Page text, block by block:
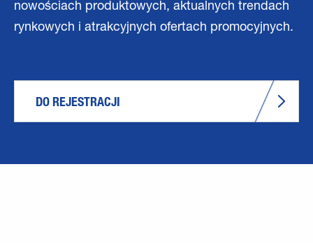
nowościach produktowych, aktualnych trendach
rynkowych i atrakcyjnych ofertach promocyjnych.
DO REJESTRACJI